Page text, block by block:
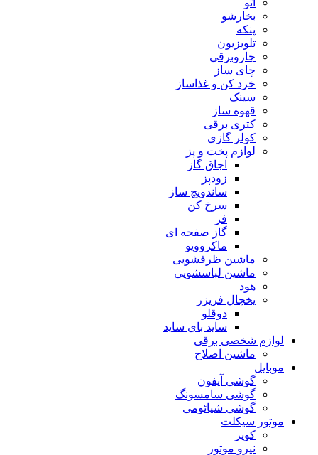
بخارشو
پنکه
تلویزیون
جاروبرقی
چای ساز
خرد کن و غذاساز
سینک
قهوه ساز
کتری برقی
کولر گازی
لوازم پخت و پز
اجاق گاز
زودپز
ساندویچ ساز
سرخ کن
فر
گاز صفحه ای
ماکروویو
ماشین ظرفشویی
ماشین لباسشویی
هود
یخچال فریزر
دوقلو
ساید بای ساید
لوازم شخصی برقی
ماشین اصلاح
موبایل
گوشی آیفون
گوشی سامسونگ
گوشی شیائومی
موتور سیکلت
کویر
نیرو موتور